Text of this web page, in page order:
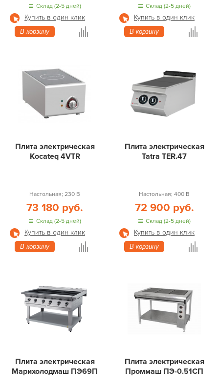
Склад (2-5 дней)
Купить в один клик
В корзину
Склад (2-5 дней)
Купить в один клик
В корзину
Плита электрическая
Kocateq 4VTR
Настольная; 230 В
73 180 руб.
Склад (2-5 дней)
Купить в один клик
В корзину
Плита электрическая
Tatra TER.47
Настольная; 400 В
72 900 руб.
Склад (2-5 дней)
Купить в один клик
В корзину
Плита электрическая
Марихолодмаш ПЭ69П
Плита электрическая
Проммаш ПЭ-0.51СП